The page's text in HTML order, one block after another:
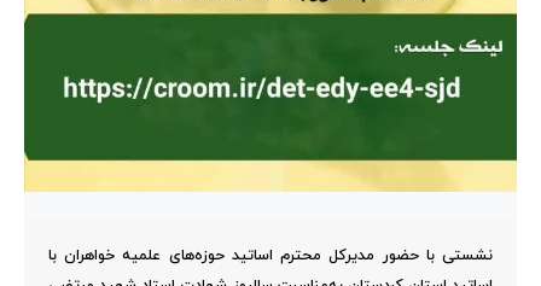
نشستی با حضور مدیرکل محترم اساتید حوزه‌های علمیه خواهران با